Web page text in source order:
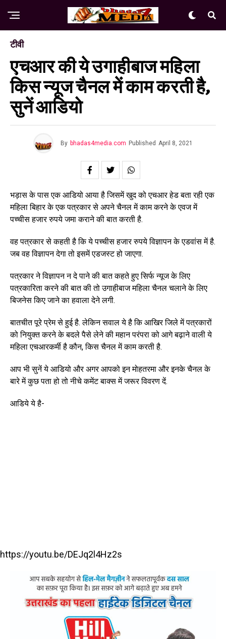
टीवी
एचआर की ये उगाहीबाज महिला
किस न्यूज चैनल में काम करती है,
सुनें आडियो
By bhadas4media.com Published April 8, 2021
भड़ास के पास एक आडियो आया है जिसमें खुद को एचआर हेड बता रही एक
महिला बिहार के एक पत्रकार से अपने चैनल में काम करने के एवज में
पच्चीस हजार रुपये जमा कराने की बात करती है.
वह पत्रकार से कहती है कि ये पच्चीस हजार रुपये विज्ञापन के एडवांस में है.
जब वह विज्ञापन देगा तो इसमें एडजस्ट हो जाएगा.
पत्रकार ने विज्ञापन न दे पाने की बात कहते हुए सिर्फ न्यूज के लिए
पत्रकारिता करने की बात की तो उगाहीबाज महिला चैनल चलाने के लिए
बिजनेस किए जाने का हवाला देने लगी.
बातचीत पूरे प्रेम से हुई है. लेकिन सवाल ये है कि आखिर जिले में पत्रकारों
को नियुक्त करने के बदले पैसे लेने की महान परंपरा को आगे बढ़ाने वाली ये
महिला एचआरकर्मी है कौन, किस चैनल में काम करती है.
आप भी सुनें ये आडियो और अगर आपको इन मोहतरमा और इनके चैनल के
बारे में कुछ पता हो तो नीचे कमेंट बाक्स में जरूर विवरण दें.
आडिये ये है-
https://youtu.be/DEJq2l4Hz2s